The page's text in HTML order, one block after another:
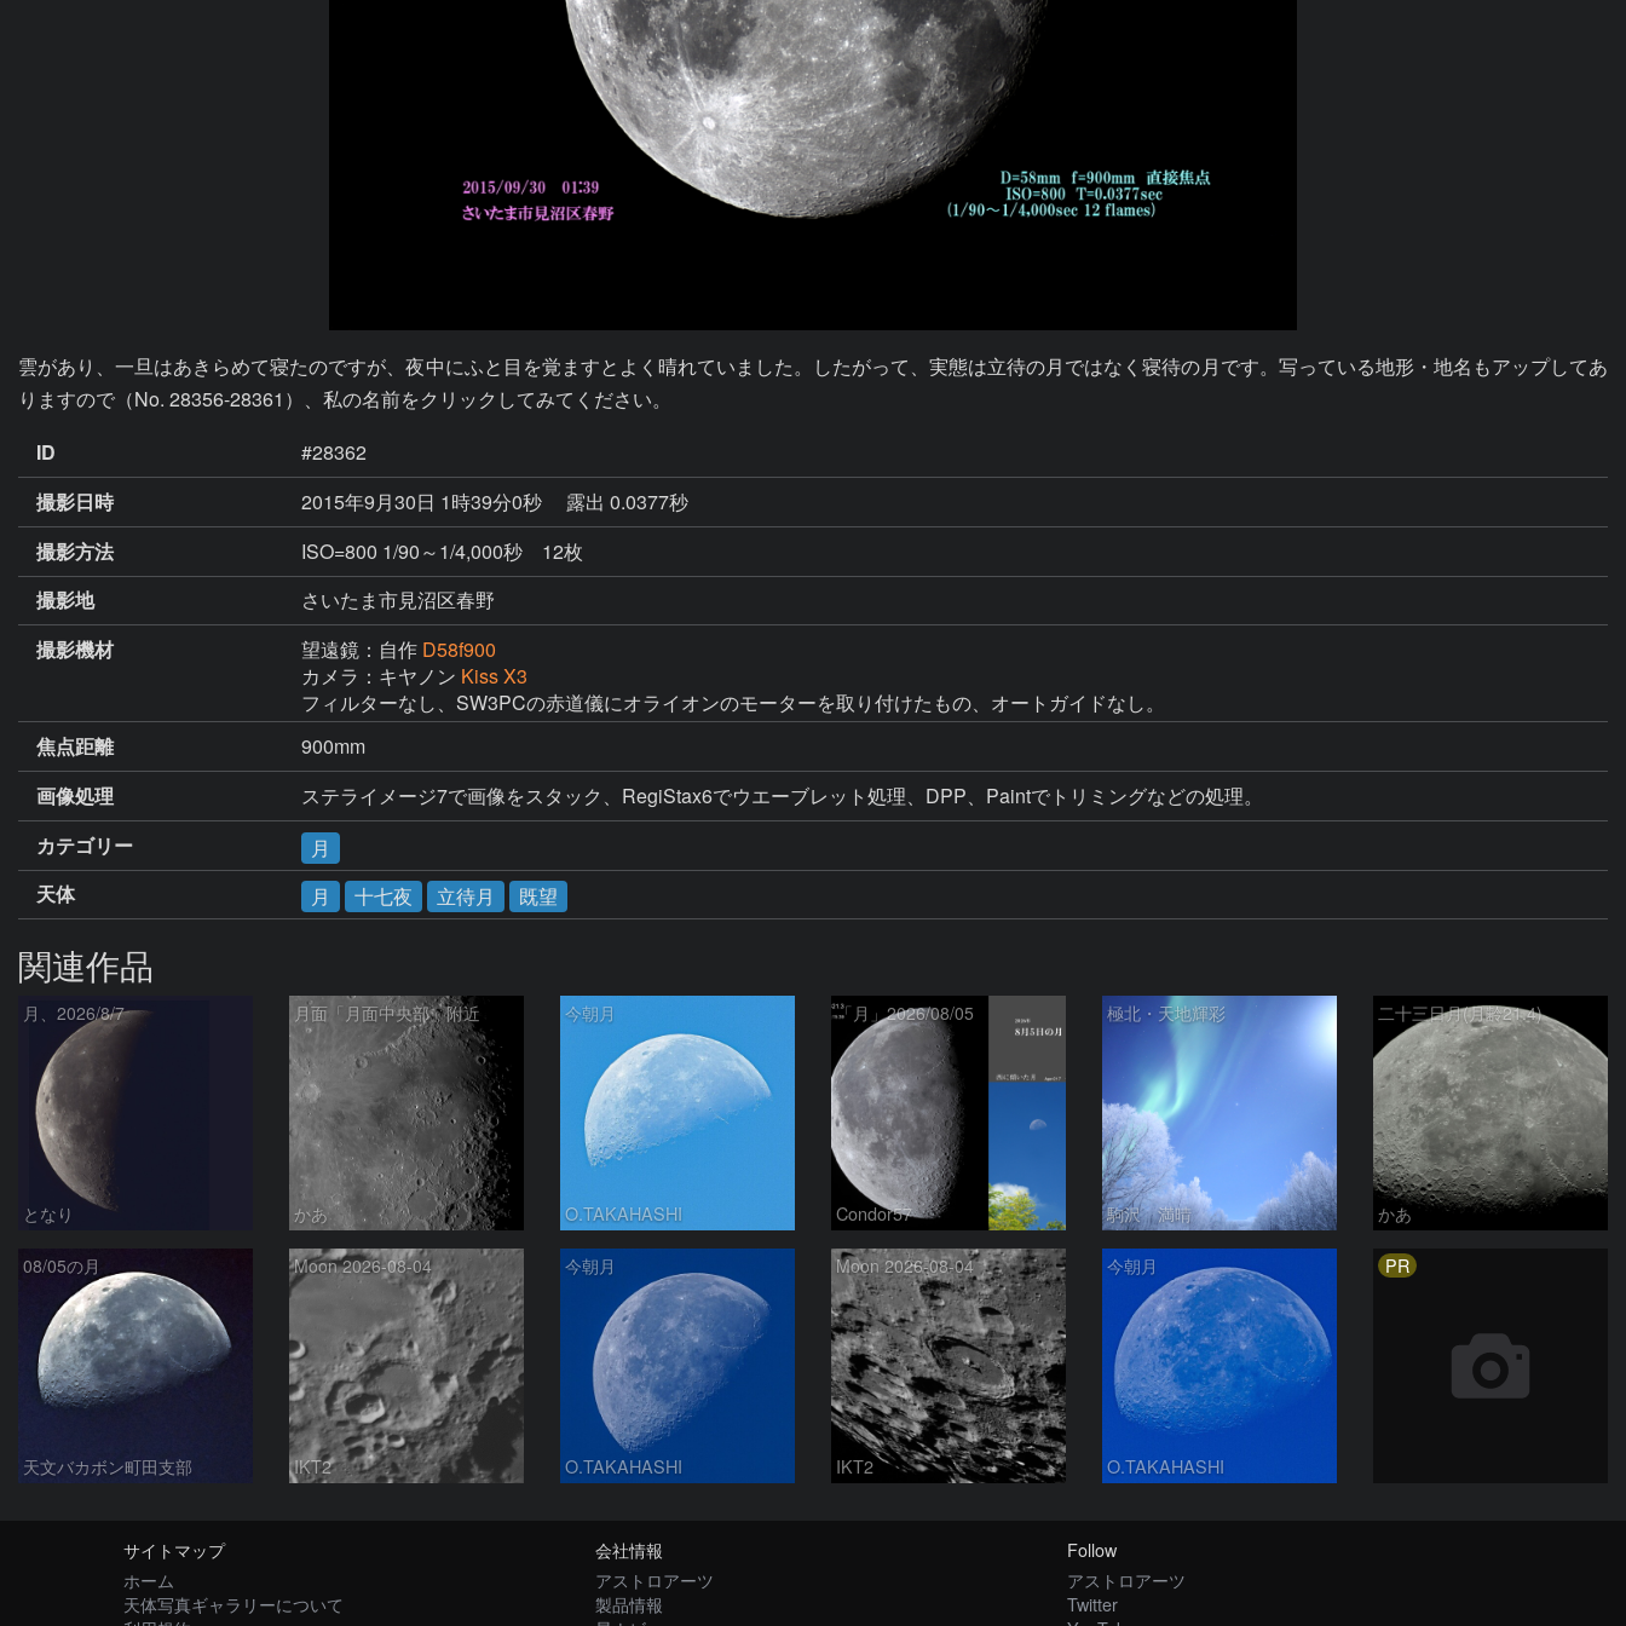
雲があり、一旦はあきらめて寝たのですが、夜中にふと目を覚ますとよく晴れていました。したがって、実態は立待の月ではなく寝待の月です。写っている地形・地名もアップしてあ
りますので（No. 28356-28361）、私の名前をクリックしてみてください。
ID
#28362
撮影日時
2015年9月30日 1時39分0秒
露出 0.0377秒
撮影方法
ISO=800 1/90～1/4,000秒 12枚
撮影地
さいたま市見沼区春野
撮影機材
望遠鏡：自作 D58f900
カメラ：キヤノン Kiss X3
フィルターなし、SW3PCの赤道儀にオライオンのモーターを取り付けたもの、オートガイドなし。
焦点距離
900mm
画像処理
ステライメージ7で画像をスタック、RegiStax6でウエーブレット処理、DPP、Paintでトリミングなどの処理。
カテゴリー
月
天体
月 十七夜 立待月 既望
関連作品
月、2026/8/7
となり
月面「月面中央部」附近
かあ
今朝月
O.TAKAHASHI
「月」2026/08/05
Condor57
極北・天地輝彩
駒沢 満晴
二十三日月(月齢21.4)
かあ
08/05の月
天文バカボン町田支部
Moon 2026-08-04
IKT2
今朝月
O.TAKAHASHI
Moon 2026-08-04
IKT2
今朝月
O.TAKAHASHI
PR
サイトマップ
ホーム
天体写真ギャラリーについて
会社情報
アストロアーツ
製品情報
Follow
アストロアーツ
Twitter